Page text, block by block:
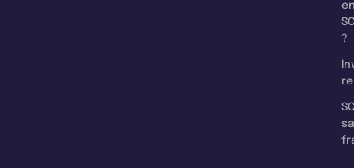
?